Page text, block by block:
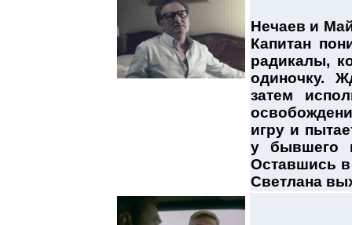
Нечаев и
Капитан
радикалы,
одиночку.
затем
игру и
у бывшего
Оставшись
Светлана